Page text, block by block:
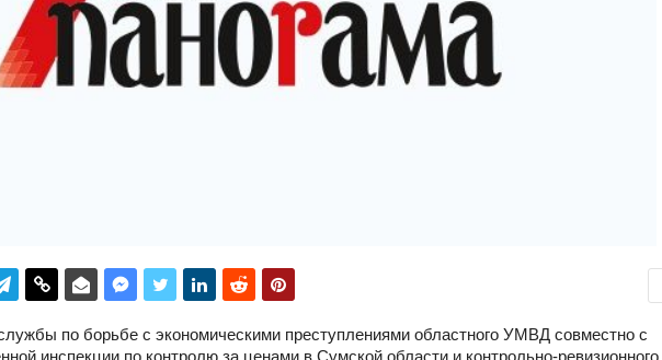
по борьбе с экономическими преступлениями областного УМВД совместно с
инспекции по контролю за ценами в Сумской области и контрольно-ревизионного